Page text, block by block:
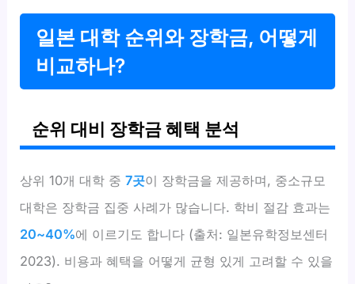
일본 대학 순위와 장학금, 어떻게
비교하나?
순위 대비 장학금 혜택 분석
상위 10개 대학 중7곳이 장학금을 제공하며, 중소규모
대학은 장학금 집중 사례가 많습니다. 학비 절감 효과는
20~40%에 이르기도 합니다 (출처: 일본유학정보센터
2023). 비용과 혜택을 어떻게 균형 있게 고려할 수 있을